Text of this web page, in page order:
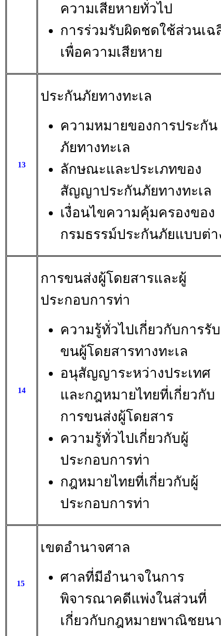
ความเสียหายทั่วไป
การร่วมรับผิดชดใช้ส่วนเฉ
เพื่อความเสียหาย
13
ประกันภัยทางทะเล
ความหมายของการประกัน
ภัยทางทะเล
ลักษณะและประเภทของ
สัญญาประกันภัยทางทะเล
เงื่อนไขความคุ้มครองของ
กรมธรรม์ประกันภัยแบบต่า
14
การขนส่งผู้โดยสารและผู้
ประกอบการท่า
ความรู้ทั่วไปเกี่ยวกับการรับ
ขนผู้โดยสารทางทะเล
อนุสัญญาระหว่างประเทศ
และกฎหมายไทยที่เกี่ยวกับ
การขนส่งผู้โดยสาร
ความรู้ทั่วไปเกี่ยวกับผู้
ประกอบการท่า
กฎหมายไทยที่เกี่ยวกับผู้
ประกอบการท่า
15
เขตอำนาจศาล
ศาลที่มีอำนาจในการ
พิจารณาคดีแพ่งในส่วนที่
เกี่ยวกับกฎหมายพาณิชยน